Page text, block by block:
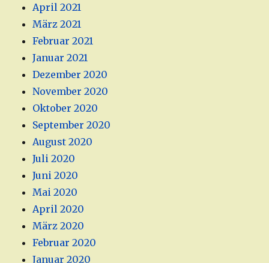
April 2021
März 2021
Februar 2021
Januar 2021
Dezember 2020
November 2020
Oktober 2020
September 2020
August 2020
Juli 2020
Juni 2020
Mai 2020
April 2020
März 2020
Februar 2020
Januar 2020